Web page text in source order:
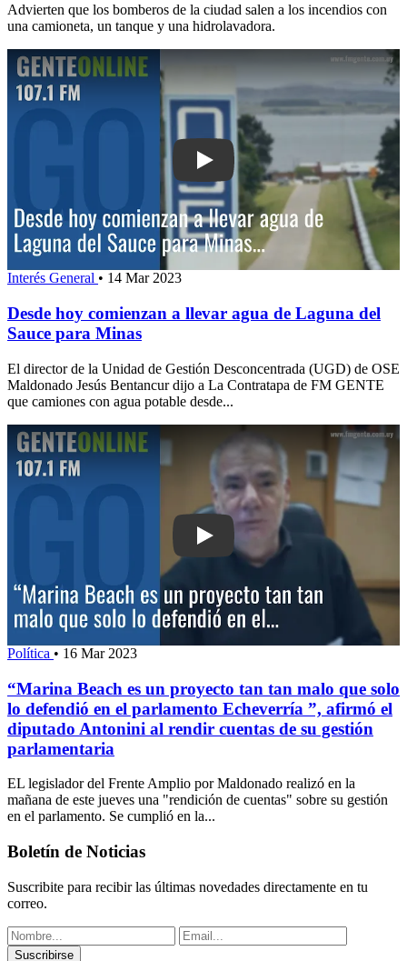
Advierten que los bomberos de la ciudad salen a los incendios con
una camioneta, un tanque y una hidrolavadora.
Play: Desde hoy comienzan a llevar
Interés General • 14 Mar 2023
Desde hoy comienzan a llevar agua de Laguna del
Sauce para Minas
El director de la Unidad de Gestión Desconcentrada (UGD) de OSE
Maldonado Jesús Bentancur dijo a La Contratapa de FM GENTE
que camiones con agua potable desde...
Play: “Marina Beach es un proyecto
Política • 16 Mar 2023
“Marina Beach es un proyecto tan tan malo que solo
lo defendió en el parlamento Echeverría ”, afirmó el
diputado Antonini al rendir cuentas de su gestión
parlamentaria
EL legislador del Frente Amplio por Maldonado realizó en la
mañana de este jueves una "rendición de cuentas" sobre su gestión
en el parlamento. Se cumplió en la...
Boletín de Noticias
Suscribite para recibir las últimas novedades directamente en tu
correo.
Suscribirse